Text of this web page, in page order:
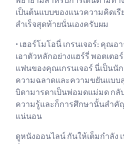
เป็นต้นแบบของแนวความคิดเ
สำเร็จสุดท้ายนั่นเองครับผม
• เฮอร์โมโอนี่ เกรนเจอร์: คุณอ
เอาตัวหลักอย่างแฮร์รี่ พอตเต
แฟนของคุณเกรนเจอร์ นี่เป็นนั
ความฉลาดและความขยันแบบ
บิดามารดาเป็นพ่อมดแม่มด กลั
ความรู้และก็การศึกษานั้นสำคั
แน่นอน
ดูหนังออนไลน์ กันให้เต็มกำลัง